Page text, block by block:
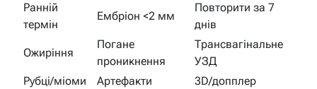
Ранній
термін
Ембріон <2 мм
Повторити за 7
днів
Ожиріння
Погане
проникнення
Трансвагінальне
УЗД
Рубці/міоми
Артефакти
3D/допплер